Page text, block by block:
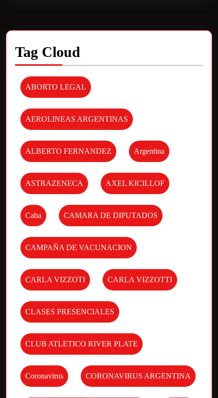
Tag Cloud
ABORTO LEGAL
AEROLINEAS ARGENTINAS
ALBERTO FERNANDEZ Argentina
ASTRAZENECA AXEL KICILLOF
Caba CAMARA DE DIPUTADOS
CAMPAÑA DE VACUNACION
CARLA VIZZOTI CARLA VIZZOTTI
CLASES PRESENCIALES
CLUB ATLETICO RIVER PLATE
Coronavirus CORONAVIRUS ARGENTINA